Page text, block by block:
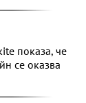
показа, че
се оказва